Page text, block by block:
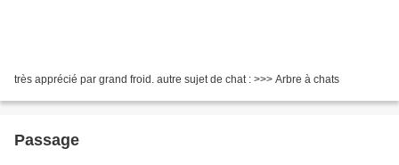
très apprécié par grand froid. autre sujet de chat : >>> Arbre à chats
Passage